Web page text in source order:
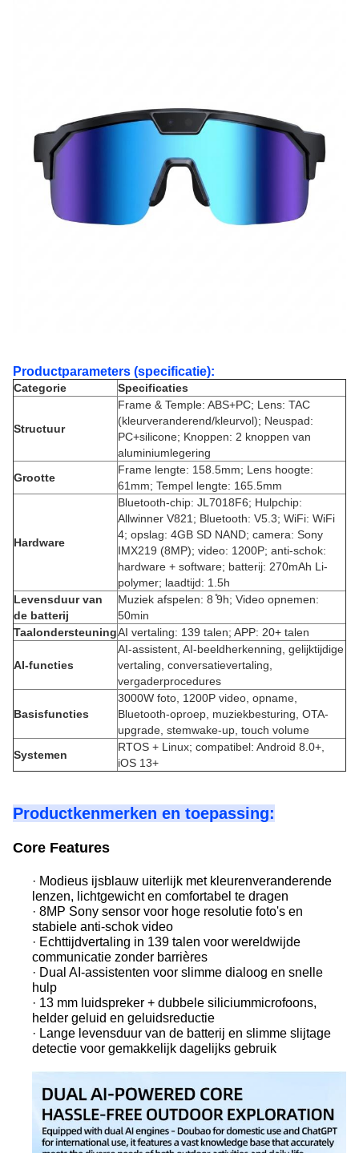
Productparameters (specificatie):
Categorie Specificaties
Structuur
Frame & Temple: ABS+PC; Lens: TAC
(kleurveranderend/kleurvol); Neuspad:
PC+silicone; Knoppen: 2 knoppen van
aluminiumlegering
Grootte
Frame lengte: 158.5mm; Lens hoogte:
61mm; Tempel lengte: 165.5mm
Hardware
Bluetooth-chip: JL7018F6; Hulpchip:
Allwinner V821; Bluetooth: V5.3; WiFi: WiFi
4; opslag: 4GB SD NAND; camera: Sony
IMX219 (8MP); video: 1200P; anti-schok:
hardware + software; batterij: 270mAh Li-
polymer; laadtijd: 1.5h
Levensduur van
de batterij
Muziek afspelen: 8 ̊9h; Video opnemen:
50min
TaalondersteuningAI vertaling: 139 talen; APP: 20+ talen
AI-functies
AI-assistent, AI-beeldherkenning, gelijktijdige
vertaling, conversatievertaling,
vergaderprocedures
Basisfuncties
3000W foto, 1200P video, opname,
Bluetooth-oproep, muziekbesturing, OTA-
upgrade, stemwake-up, touch volume
Systemen
RTOS + Linux; compatibel: Android 8.0+,
iOS 13+
Productkenmerken en toepassing:
Core Features
· Modieus ijsblauw uiterlijk met kleurenveranderende
lenzen, lichtgewicht en comfortabel te dragen
· 8MP Sony sensor voor hoge resolutie foto's en
stabiele anti-schok video
· Echttijdvertaling in 139 talen voor wereldwijde
communicatie zonder barrières
· Dual AI-assistenten voor slimme dialoog en snelle
hulp
· 13 mm luidspreker + dubbele siliciummicrofoons,
helder geluid en geluidsreductie
· Lange levensduur van de batterij en slimme slijtage
detectie voor gemakkelijk dagelijks gebruik